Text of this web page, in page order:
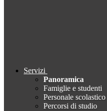
Servizi
Panoramica
Famiglie e studenti
Personale scolastico
Percorsi di studio